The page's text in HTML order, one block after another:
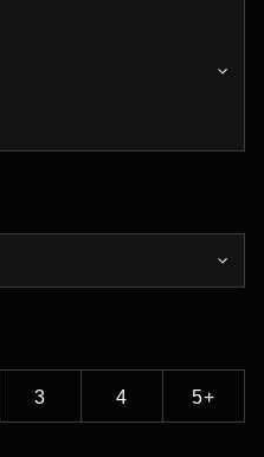
3 4 5+